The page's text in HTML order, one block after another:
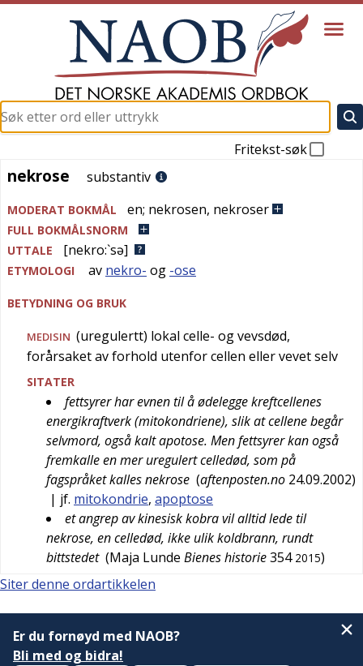
Fritekst-søk
nekrose
nekrose substantiv
MODERAT BOKMÅL en; nekrosen, nekroser
FULL BOKMÅLSNORM
UTTALE
[nekro:`sə]
ETYMOLOGI av nekro- og -ose
BETYDNING OG BRUK
MEDISIN (uregulertt) lokal celle- og vevsdød,
forårsaket av forhold utenfor cellen eller vevet selv
SITATER
fettsyrer har evnen til å ødelegge kreftcellenes
energikraftverk (mitokondriene), slik at cellene begår
selvmord, også kalt apotose. Men fettsyrer kan også
fremkalle en mer uregulert celledød, som på
fagspråket kalles nekrose (aftenposten.no 24.09.2002)
| jf. mitokondrie, apoptose
et angrep av kinesisk kobra vil alltid lede til
nekrose, en celledød, ikke ulik koldbrann, rundt
bittstedet (Maja Lunde Bienes historie354 2015)
Siter denne ordartikkelen
Er du fornøyd med NAOB?
Bli med og bidra!